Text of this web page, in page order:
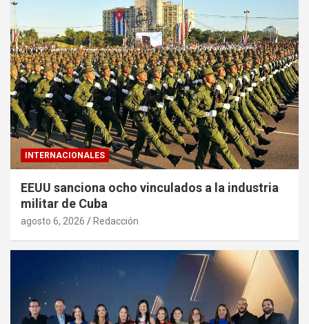
INTERNACIONALES
EEUU sanciona ocho vinculados a la industria
militar de Cuba
agosto 6, 2026 Redacción